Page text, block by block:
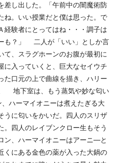
差し出した。「午前中の闇魔術防
ね。いい授業だと僕は思った。で
経験者にとってはね・・・調子は
も？」 二人が「いい」としか言
て、スラグホーンのお腹が最初に
に入っていくと、巨大なセイウチ
た口元の上で曲線を描き、ハリー
地下室は、もう蒸気や妙な匂い
ハーマイオニーは煮えたぎる大
うに匂いをかいだ。四人のスリザ
。四人のレイブンクロー生もそう
ン、ハーマイオニーはアーニ―と
くにある金色の薬が入った大鍋の